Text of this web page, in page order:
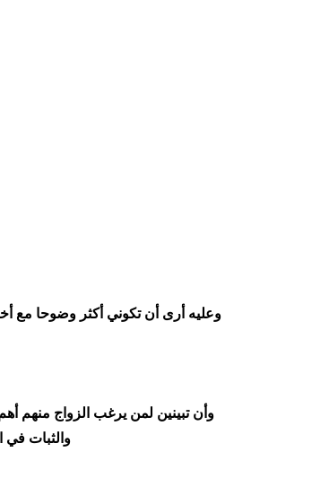
وعليه أرى أن تكوني أكثر وضوحا مع
وأن تبينين لمن يرغب الزواج منهم
والثبات في